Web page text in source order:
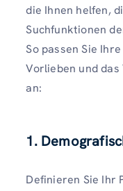
die Ihnen helfen,
Suchfunktionen
So passen Sie
Vorlieben und
an:
1.
Definieren Sie Ihr